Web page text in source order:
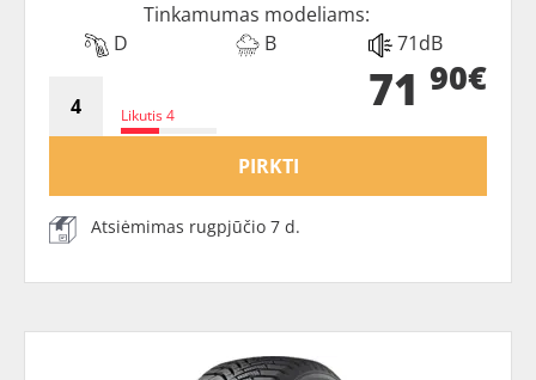
Tinkamumas modeliams:
D
B 71dB
Likutis 4 71 90€
PIRKTI
Atsiėmimas rugpjūčio 7 d.